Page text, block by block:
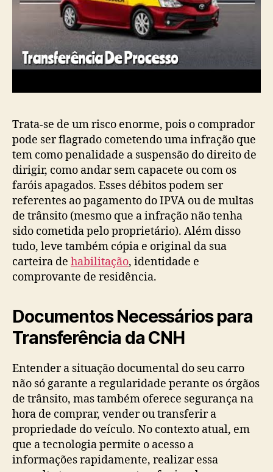
Trata-se de um risco enorme, pois o comprador
pode ser flagrado cometendo uma infração que
tem como penalidade a suspensão do direito de
dirigir, como andar sem capacete ou com os
faróis apagados. Esses débitos podem ser
referentes ao pagamento do IPVA ou de multas
de trânsito (mesmo que a infração não tenha
sido cometida pelo proprietário). Além disso
tudo, leve também cópia e original da sua
carteira de habilitação, identidade e
comprovante de residência.
Documentos Necessários para
Transferência da CNH
Entender a situação documental do seu carro
não só garante a regularidade perante os órgãos
de trânsito, mas também oferece segurança na
hora de comprar, vender ou transferir a
propriedade do veículo. No contexto atual, em
que a tecnologia permite o acesso a
informações rapidamente, realizar essa